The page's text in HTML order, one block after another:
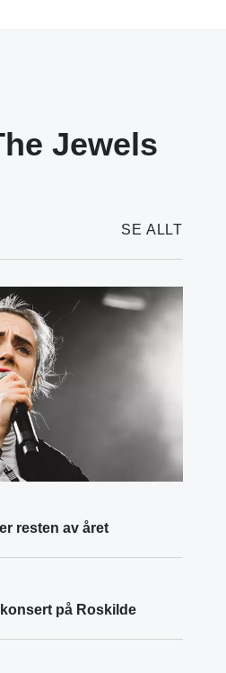
Jewels
SE ALLT
resten av året
på Roskilde